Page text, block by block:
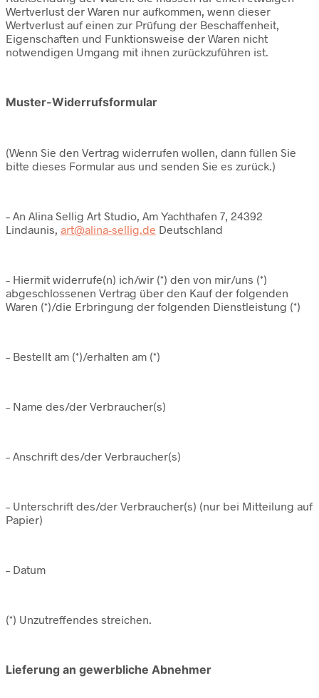
Wertverlust der Waren nur aufkommen, wenn dieser
Wertverlust auf einen zur Prüfung der Beschaffenheit,
Eigenschaften und Funktionsweise der Waren nicht
notwendigen Umgang mit ihnen zurückzuführen ist.
Muster-Widerrufsformular
(Wenn Sie den Vertrag widerrufen wollen, dann füllen Sie
bitte dieses Formular aus und senden Sie es zurück.)
– An Alina Sellig Art Studio, Am Yachthafen 7, 24392
Lindaunis, art@alina-sellig.de Deutschland
– Hiermit widerrufe(n) ich/wir (*) den von mir/uns (*)
abgeschlossenen Vertrag über den Kauf der folgenden
Waren (*)/die Erbringung der folgenden Dienstleistung (*)
– Bestellt am (*)/erhalten am (*)
– Name des/der Verbraucher(s)
– Anschrift des/der Verbraucher(s)
– Unterschrift des/der Verbraucher(s) (nur bei Mitteilung auf
Papier)
– Datum
(*) Unzutreffendes streichen.
Lieferung an gewerbliche Abnehmer